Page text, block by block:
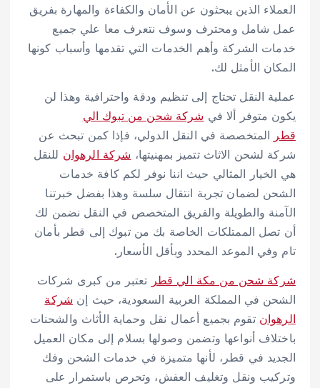
العملاء الذين يبحثون عن الأمان والكفاءة والمهارة بفريق
عمل شامل ومحترف وسوف نتعرف معا علي جميع
خدمات الشركة وأهم الخدمات التي تقدمها وأسباب كونها
المكان الأمثل لك.
عملية النقل تحتاج إلى تنظيم ودقة واحترافية وهذا لن
يكون متوفر ألا في شركة شحن من تبوك الي
قطر المتخصصة في النقل الدولي، فإذا كمن تبحث عن
شركة لشحن الاثاث تتميز بمهنيتها، شركة الرهوان للنقل
هي الخيار المثالي حيث اننا نوفر لكم كافة خدمات
الشحن لضمان تجربة انتقال سلسة وهذا بفضل خبرتنا
الآمنة والطويلة والفريق المتخصص في النقل نضمن لك
أن تصل الممتلكات الخاصة بك من تبوك إلى قطر بأمان
تام وفي الموعد المحدد وبأقل الأسعار.
شركة شحن من مكة الي قطر تعتبر من كبرى شركات
الشحن في المملكة العربية السعودية، حيث إن شركة
الرهوان تقوم بجميع أعمال نقل وحماية الأثاث والشحنات
باختلاف أنواعها وتضمن وصولها بسلام إلى مكان العميل
الجديد في قطر، لأنها متميزة في خدمات الشحن وفك
وتركيب ونقل وتغليف العفش، وتحرص باستمرار على